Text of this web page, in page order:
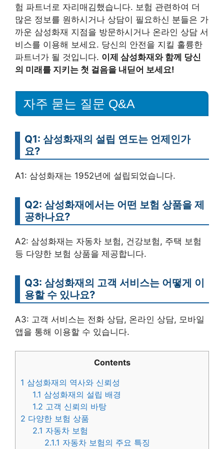
험 파트너로 자리매김했습니다. 보험 관련하여 더
많은 정보를 원하시거나 상담이 필요하신 분들은 가
까운 삼성화재 지점을 방문하시거나 온라인 상담 서
비스를 이용해 보세요. 당신의 안전을 지킬 훌륭한
파트너가 될 것입니다. 이제 삼성화재와 함께 당신
의 미래를 지키는 첫 걸음을 내딛어 보세요!
자주 묻는 질문 Q&A
Q1: 삼성화재의 설립 연도는 언제인가
요?
A1: 삼성화재는 1952년에 설립되었습니다.
Q2: 삼성화재에서는 어떤 보험 상품을 제
공하나요?
A2: 삼성화재는 자동차 보험, 건강보험, 주택 보험
등 다양한 보험 상품을 제공합니다.
Q3: 삼성화재의 고객 서비스는 어떻게 이
용할 수 있나요?
A3: 고객 서비스는 전화 상담, 온라인 상담, 모바일
앱을 통해 이용할 수 있습니다.
Contents
1 삼성화재의 역사와 신뢰성
1.1 삼성화재의 설립 배경
1.2 고객 신뢰의 바탕
2 다양한 보험 상품
2.1 자동차 보험
2.1.1 자동차 보험의 주요 특징